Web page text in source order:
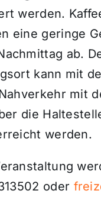
werden.
eine geringe
ab.
kann mit
mit
die
werden.
oder